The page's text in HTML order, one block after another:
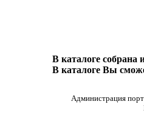
В каталоге
В каталоге Вы
Администрация